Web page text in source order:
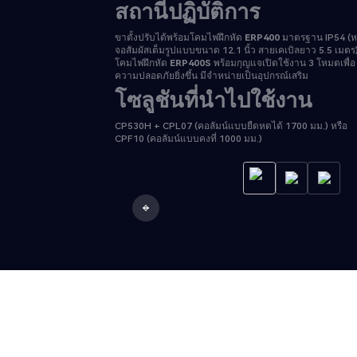
สถานีปฏิบัติการ
ขาตั้งปรับได้พร้อมโคมไฟฝึกหัด ERP400 มาตรฐาน IP54 (
จอสัมผัสเต็มรูปแบบขนาด 12.1 นิ้ว สายเคเบิลยาว 5.5 เมตร)
โคมไฟฝึกหัด ERP400S พร้อมกุญแจเปิดใช้งาน 3 โหมดเพื่อ
ความปลอดภัยยิ่งขึ้น มีจำหน่ายเป็นอุปกรณ์เสริม
โซลูชันที่นำไปใช้งาน
CP530H + CPL07 (คอลัมน์แบบยืดหดได้ 1700 มม.) หรือ
CPF10 (คอลัมน์แบบคงที่ 1000 มม.)